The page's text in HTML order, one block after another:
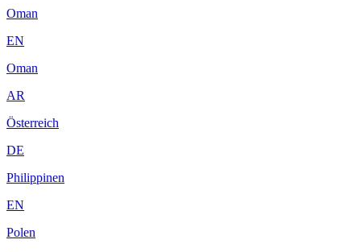
Oman
EN
Oman
AR
Österreich
DE
Philippinen
EN
Polen